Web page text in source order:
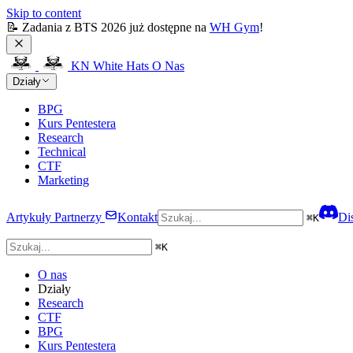
Skip to content
📝 Zadania z BTS 2026 już dostępne na WH Gym!
KN White Hats O Nas
Działy
BPG
Kurs Pentestera
Research
Technical
CTF
Marketing
Artykuły Partnerzy Kontakt ⌘K
⌘K
O nas
Działy
Research
CTF
BPG
Kurs Pentestera